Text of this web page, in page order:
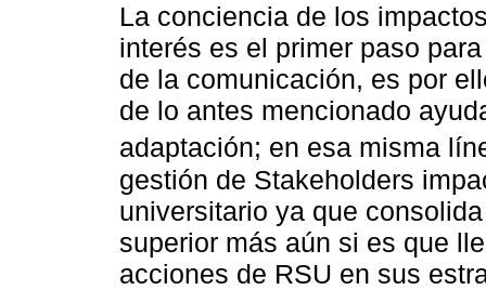
La conciencia de los
interés es el primer paso
de la comunicación, es por
de lo antes mencionado
adaptación; en esa misma
gestión de Stakeholders
universitario ya que
superior más aún si es que
acciones de RSU en sus